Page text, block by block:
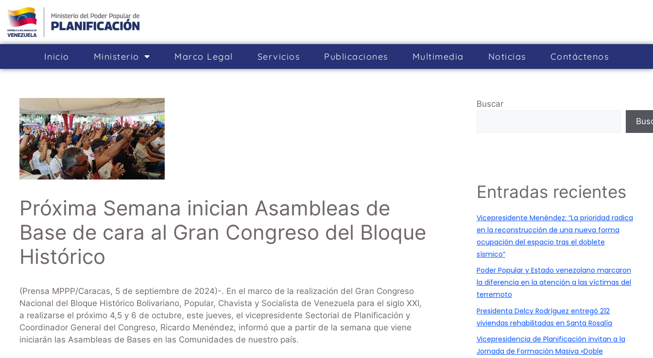
Inicio Ministerio Marco Legal Servicios Publicaciones Multimedia Noticias Cont­áctenos
Próxima Semana inician Asambleas de
Base de cara al Gran Congreso del Bloque
Histórico
(Prensa MPPP/Caracas, 5 de septiembre de 2024)-. En el marco de la realización del Gran Congreso
Nacional del Bloque Histórico Bolivariano, Popular, Chavista y Socialista de Venezuela para el siglo XXI,
a realizarse el próximo 4,5 y 6 de octubre, este jueves, el vicepresidente Sectorial de Planificación y
Coordinador General del Congreso, Ricardo Menéndez, informó que a partir de la semana que viene
iniciarán las Asambleas de Bases en las Comunidades de nuestro país.
Buscar
Entradas recientes
Vicepresidente Menéndez: “La prioridad radica
en la reconstrucción de una nueva forma
ocupación del espacio tras el doblete
sísmico”
Poder Popular y Estado venezolano marcaron
la diferencia en la atención a las víctimas del
terremoto
Presidenta Delcy Rodríguez entregó 212
viviendas rehabilitadas en Santa Rosalía
Vicepresidencia de Planificación invitan a la
Jornada de Formación Masiva «Doble